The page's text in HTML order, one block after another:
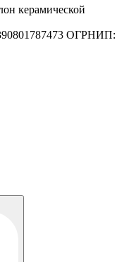
керамической
ОГРНИП: